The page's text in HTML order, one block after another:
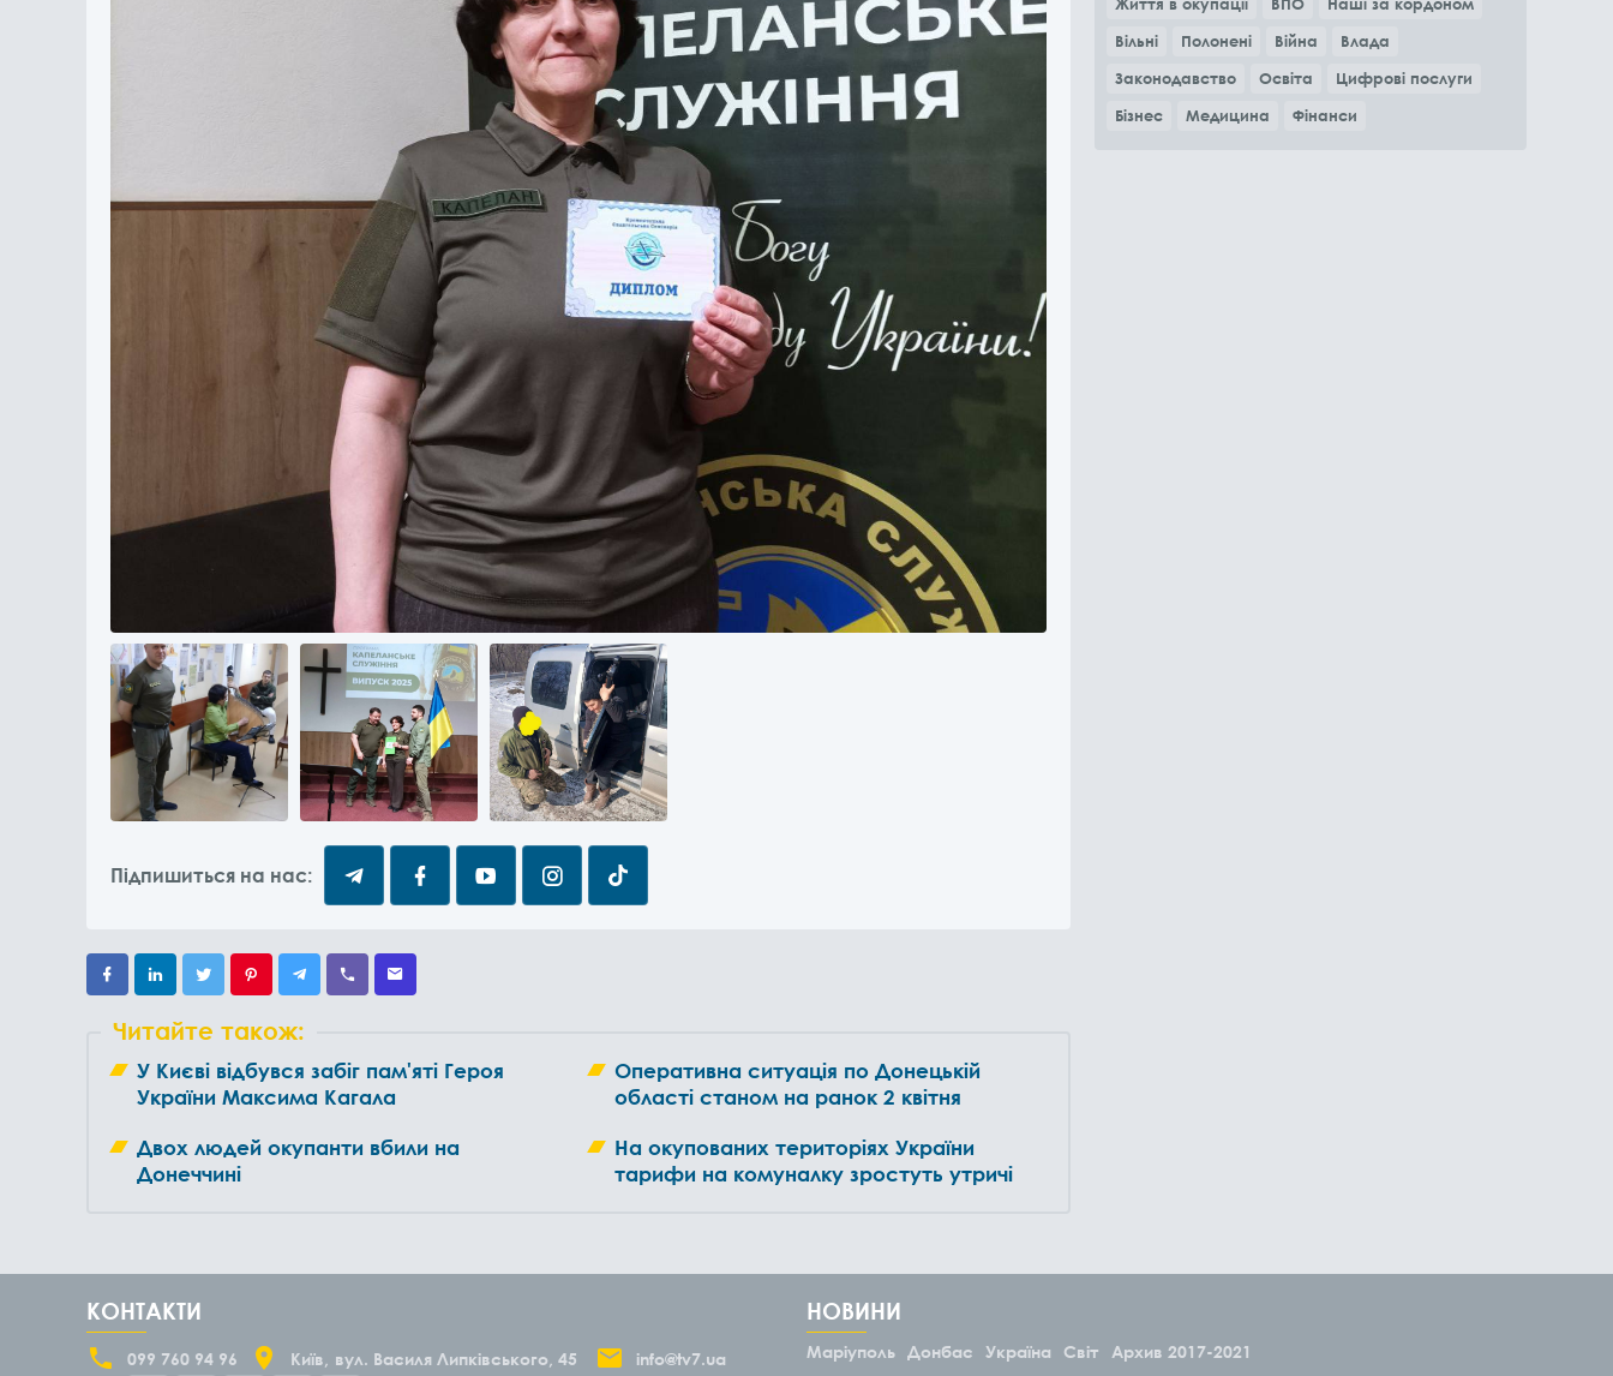
Підпишиться на нас:
Читайте також:
У Києві відбувся забіг пам'яті Героя
України Максима Кагала
Оперативна ситуація по Донецькій
області станом на ранок 2 квітня
Двох людей окупанти вбили на
Донеччині
На окупованих територіях України
тарифи на комуналку зростуть утричі
Вільні
Полонені Війна
Влада
Законодавство
Освіта
Цифрові послуги
Бізнес
Медицина Фінанси
КОНТАКТИ
099 760 94 96 Київ вул. Василя Липківського, 45 info@tv7.ua
НОВИНИ
Маріуполь Донбас Україна Світ Архив 2017-2021